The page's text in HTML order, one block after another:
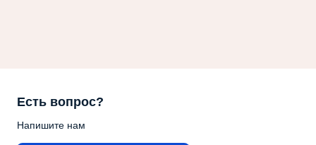
Есть вопрос?
Напишите нам